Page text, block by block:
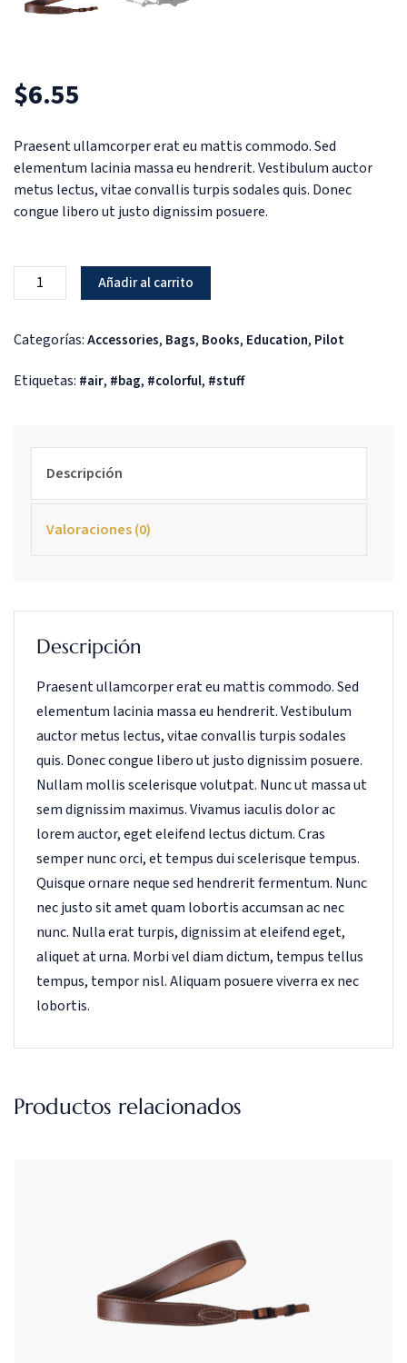
$6.55
Praesent ullamcorper erat eu mattis commodo. Sed
elementum lacinia massa eu hendrerit. Vestibulum auctor
metus lectus, vitae convallis turpis sodales quis. Donec
congue libero ut justo dignissim posuere.
Añadir al carrito
Categorías:Accessories, Bags, Books, Education, Pilot
Etiquetas: air, bag, colorful, stuff
Descripción
Valoraciones (0)
Descripción
Praesent ullamcorper erat eu mattis commodo. Sed
elementum lacinia massa eu hendrerit. Vestibulum
auctor metus lectus, vitae convallis turpis sodales
quis. Donec congue libero ut justo dignissim posuere.
Nullam mollis scelerisque volutpat. Nunc ut massa ut
sem dignissim maximus. Vivamus iaculis dolor ac
lorem auctor, eget eleifend lectus dictum. Cras
semper nunc orci, et tempus dui scelerisque tempus.
Quisque ornare neque sed hendrerit fermentum. Nunc
nec justo sit amet quam lobortis accumsan ac nec
nunc. Nulla erat turpis, dignissim at eleifend eget,
aliquet at urna. Morbi vel diam dictum, tempus tellus
tempus, tempor nisl. Aliquam posuere viverra ex nec
lobortis.
Productos relacionados